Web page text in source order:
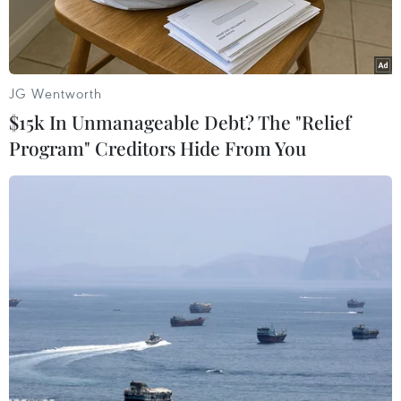
ngày 6/4/2020. (Ảnh: THX/TTXVN)
Ngày 12/4, Bộ Y tế Israel thông báo số ca nhiễm
mới virus SARS-CoV-2 gây bệnh viêm đường hô
hấp cấp COVID-19 tại Israel nước này đã tăng
JG Wentworth
$15k In Unmanageable Debt? The "Relief
Program" Creditors Hide From You